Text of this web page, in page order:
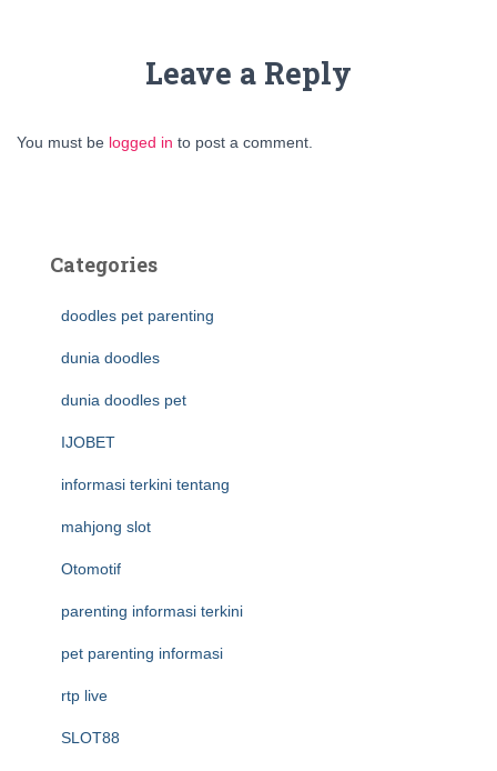
Leave a Reply
You must be logged in to post a comment.
Categories
doodles pet parenting
dunia doodles
dunia doodles pet
IJOBET
informasi terkini tentang
mahjong slot
Otomotif
parenting informasi terkini
pet parenting informasi
rtp live
SLOT88